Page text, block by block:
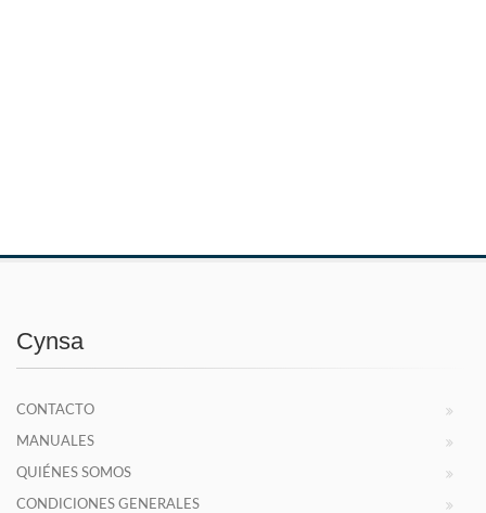
Cynsa
CONTACTO
MANUALES
QUIÉNES SOMOS
CONDICIONES GENERALES